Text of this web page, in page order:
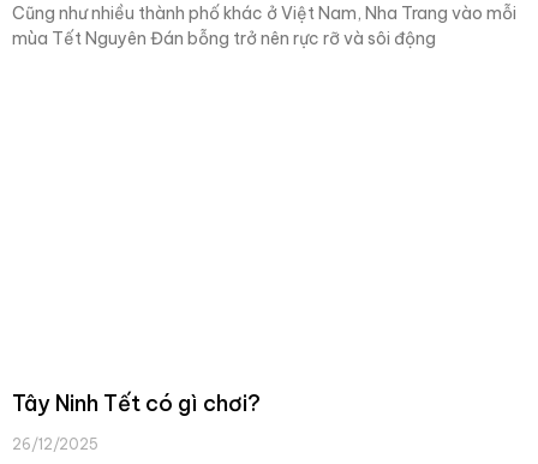
Cũng như nhiều thành phố khác ở Việt Nam, Nha Trang vào mỗi
mùa Tết Nguyên Đán bỗng trở nên rực rỡ và sôi động
Tây Ninh Tết có gì chơi?
26/12/2025